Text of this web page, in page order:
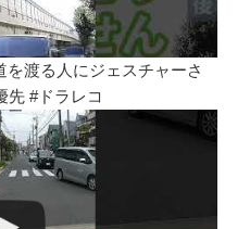
を渡る人にジェスチャーさ
先 #ドラレコ